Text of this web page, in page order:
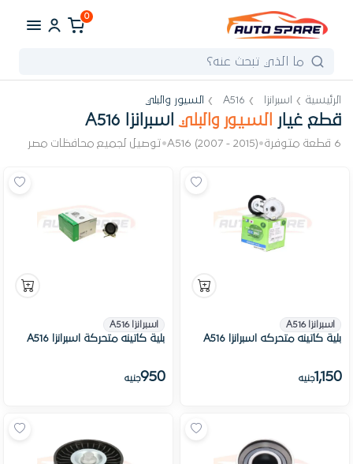
0
الرئيسية اسبرانزا A516 السيور والبلي
قطع غيار السيور والبلي اسبرانزا A516
6 قطعة متوفرة •
A516 (2007 - 2015)
•توصيل لجميع محافظات مصر
اسبرانزا A516
بلية كاتينه متحركه اسبرانزا A516
1,150جنيه
اسبرانزا A516
بلية كاتينه متحركة اسبرانزا A516
950جنيه